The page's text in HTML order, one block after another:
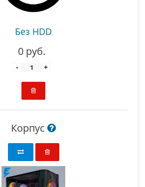
Без HDD
0 руб.
- +
Корпус